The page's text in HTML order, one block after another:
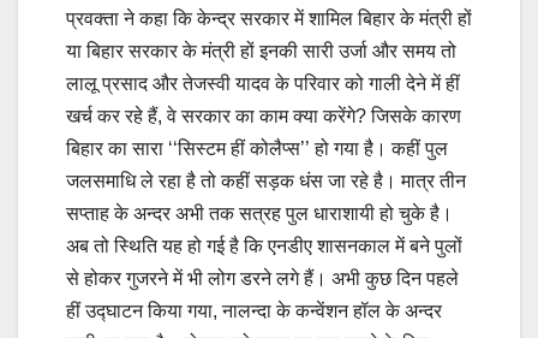
प्रवक्ता ने कहा कि केन्द्र सरकार में शामिल बिहार के मंत्री हों
या बिहार सरकार के मंत्री हों इनकी सारी उर्जा और समय तो
लालू प्रसाद और तेजस्वी यादव के परिवार को गाली देने में हीं
खर्च कर रहे हैं, वे सरकार का काम क्या करेंगे? जिसके कारण
बिहार का सारा ‘‘सिस्टम हीं कोलैप्स’’ हो गया है। कहीं पुल
जलसमाधि ले रहा है तो कहीं सड़क धंस जा रहे है। मात्र तीन
सप्ताह के अन्दर अभी तक सत्रह पुल धाराशायी हो चुके है।
अब तो स्थिति यह हो गई है कि एनडीए शासनकाल में बने पुलों
से होकर गुजरने में भी लोग डरने लगे हैं। अभी कुछ दिन पहले
हीं उद्घाटन किया गया, नालन्दा के कन्वेंशन हॉल के अन्दर